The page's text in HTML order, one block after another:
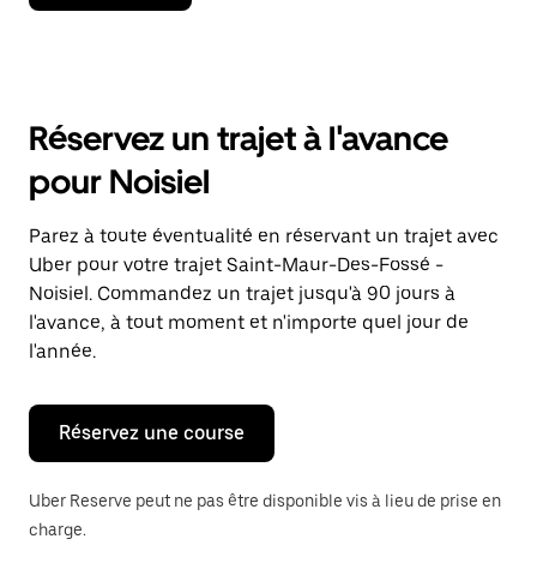
la
ouvrir
calendrier
et
sélectionner
une
date.
Appuyez
sur
la
touche
pour
fermer
calendrier.
Réservez un trajet à l'avance
pour Noisiel
Parez à toute éventualité en réservant un trajet avec
Uber pour votre trajet Saint-Maur-Des-Fossé -
Noisiel. Commandez un trajet jusqu'à 90 jours à
l'avance, à tout moment et n'importe quel jour de
l'année.
Réservez une course
Uber Reserve peut ne pas être disponible vis à lieu de prise en
charge.